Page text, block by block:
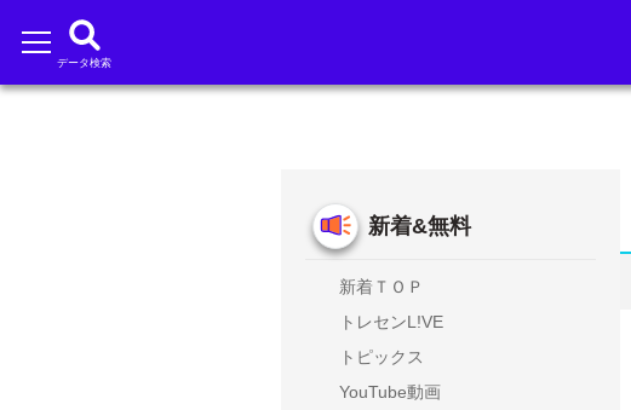
データ検索
新着&無料
新着ＴＯＰ
トレセンL!VE
トピックス
YouTube動画